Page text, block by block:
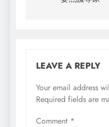
LEAVE A REPLY
Your email address
Required fields are
Comment *